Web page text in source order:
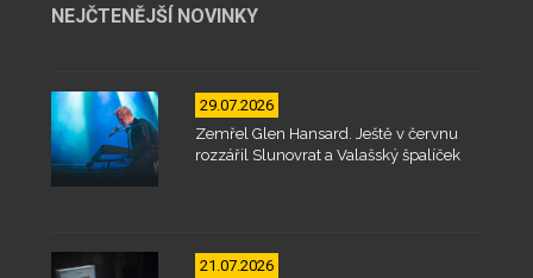
NEJČTENĚJŠÍ NOVINKY
29.07.2026
Zemřel Glen Hansard. Ještě v červnu
rozzářil Slunovrat a Valašský špalíček
21.07.2026